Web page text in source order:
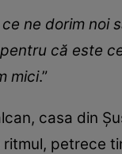
ne dorim noi
că este
mici.”
casa din
petrece